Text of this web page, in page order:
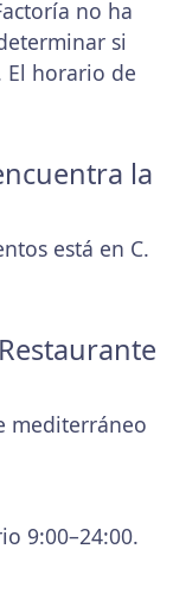
no ha
si
El horario de
la
está en C.
mediterráneo
9:00–24:00.